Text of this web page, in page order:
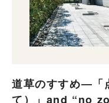
道草のすすめ―「
て）」and “no